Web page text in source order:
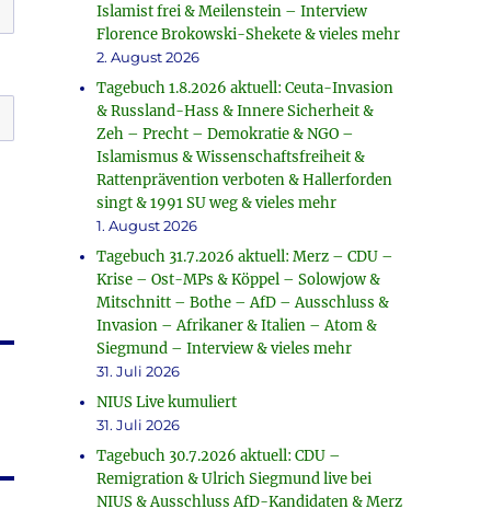
Islamist frei & Meilenstein – Interview
Florence Brokowski-Shekete & vieles mehr
2. August 2026
Tagebuch 1.8.2026 aktuell: Ceuta-Invasion
& Russland-Hass & Innere Sicherheit &
Zeh – Precht – Demokratie & NGO –
Islamismus & Wissenschaftsfreiheit &
Rattenprävention verboten & Hallerforden
singt & 1991 SU weg & vieles mehr
1. August 2026
Tagebuch 31.7.2026 aktuell: Merz – CDU –
Krise – Ost-MPs & Köppel – Solowjow &
Mitschnitt – Bothe – AfD – Ausschluss &
Invasion – Afrikaner & Italien – Atom &
Siegmund – Interview & vieles mehr
31. Juli 2026
NIUS Live kumuliert
31. Juli 2026
Tagebuch 30.7.2026 aktuell: CDU –
Remigration & Ulrich Siegmund live bei
NIUS & Ausschluss AfD-Kandidaten & Merz